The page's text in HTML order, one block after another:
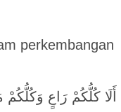
perkembangan
أَلَا كُلُّكُمْ رَاعٍ